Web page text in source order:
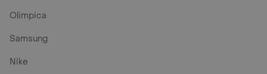
Olimpica
Samsung
Nike